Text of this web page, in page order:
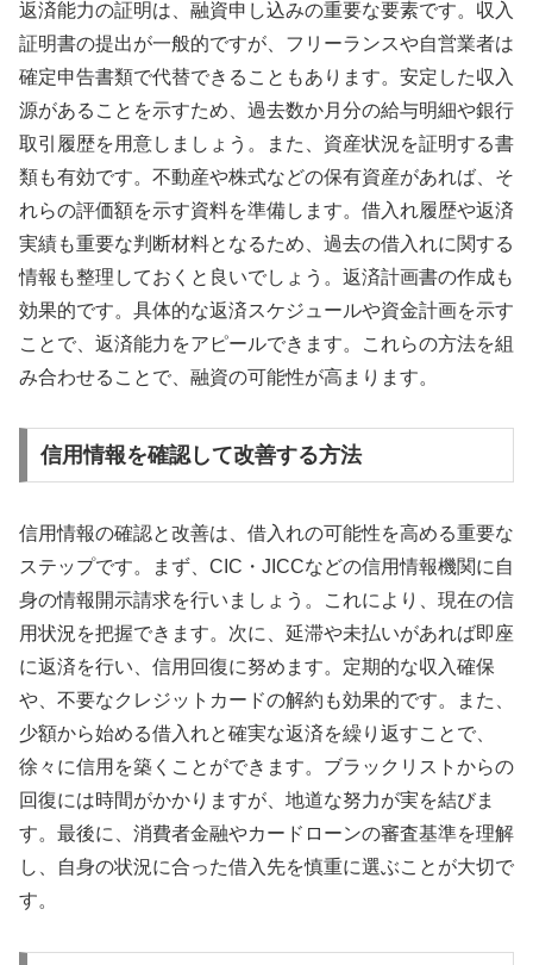
返済能力の証明は、融資申し込みの重要な要素です。収入
証明書の提出が一般的ですが、フリーランスや自営業者は
確定申告書類で代替できることもあります。安定した収入
源があることを示すため、過去数か月分の給与明細や銀行
取引履歴を用意しましょう。また、資産状況を証明する書
類も有効です。不動産や株式などの保有資産があれば、そ
れらの評価額を示す資料を準備します。借入れ履歴や返済
実績も重要な判断材料となるため、過去の借入れに関する
情報も整理しておくと良いでしょう。返済計画書の作成も
効果的です。具体的な返済スケジュールや資金計画を示す
ことで、返済能力をアピールできます。これらの方法を組
み合わせることで、融資の可能性が高まります。
信用情報を確認して改善する方法
信用情報の確認と改善は、借入れの可能性を高める重要な
ステップです。まず、CIC・JICCなどの信用情報機関に自
身の情報開示請求を行いましょう。これにより、現在の信
用状況を把握できます。次に、延滞や未払いがあれば即座
に返済を行い、信用回復に努めます。定期的な収入確保
や、不要なクレジットカードの解約も効果的です。また、
少額から始める借入れと確実な返済を繰り返すことで、
徐々に信用を築くことができます。ブラックリストからの
回復には時間がかかりますが、地道な努力が実を結びま
す。最後に、消費者金融やカードローンの審査基準を理解
し、自身の状況に合った借入先を慎重に選ぶことが大切で
す。